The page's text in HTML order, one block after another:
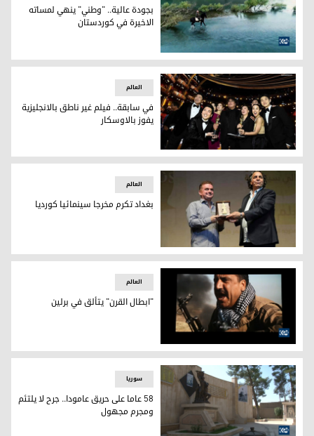
بجودة عالية.. "وطني" ينهي لمساته الاخيرة في كوردستان
بجودة عالية.. "وطني" ينهي لمساته
الاخيرة في كوردستان
في سابقة.. فيلم غير ناطق بالانجليزية يفوز بالاوسكار
العالم
في سابقة.. فيلم غير ناطق بالانجليزية
يفوز بالاوسكار
بغداد تكرم مخرجا سينمائيا كورديا
العالم
بغداد تكرم مخرجا سينمائيا كورديا
"ابطال القرن" يتألق في برلين
العالم
"ابطال القرن" يتألق في برلين
سوریا
58 عاما على حريق عامودا.. جرح لا يلتئم
ومجرم مجهول